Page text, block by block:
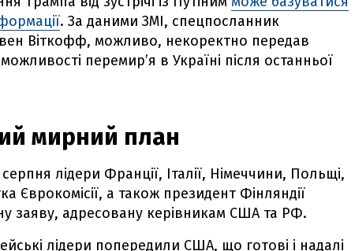
. За даними ЗМІ, спецпосланник
Віткофф, можливо, некоректно передав
перемирʼя в Україні після останньої
мирний план
лідери Франції, Італії, Німеччини, Польщі,
Єврокомісії, а також президент Фінляндії
заяву, адресовану керівникам США та РФ.
лідери попередили США, що готові і надалі